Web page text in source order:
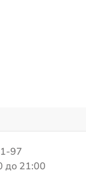
97
до 21:00